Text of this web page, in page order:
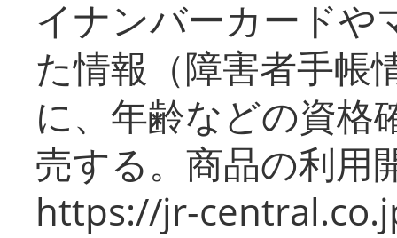
イナンバーカードや
た情報（障害者手帳
に、年齢などの資格
売する。商品の利用
https://jr-